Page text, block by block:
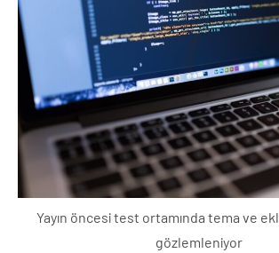
Yayın öncesi test ortamında tema ve
gözlemleniyor